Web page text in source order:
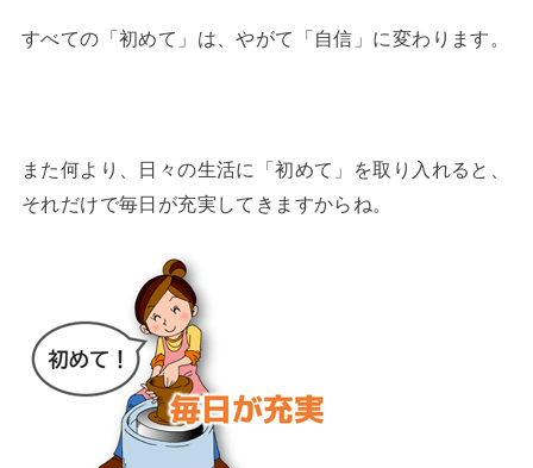
すべての「初めて」は、やがて「自信」に変わります。
また何より、日々の生活に「初めて」を取り入れると、
それだけで毎日が充実してきますからね。